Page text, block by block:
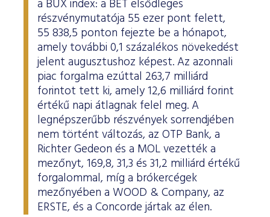
ESG Útmutató
a BUX index: a BÉT elsődleges
részvénymutatója 55 ezer pont felett,
55 838,5 ponton fejezte be a hónapot,
amely további 0,1 százalékos növekedést
jelent augusztushoz képest. Az azonnali
piac forgalma ezúttal 263,7 milliárd
forintot tett ki, amely 12,6 milliárd forint
értékű napi átlagnak felel meg. A
legnépszerűbb részvények sorrendjében
nem történt változás, az OTP Bank, a
Richter Gedeon és a MOL vezették a
mezőnyt, 169,8, 31,3 és 31,2 milliárd értékű
forgalommal, míg a brókercégek
mezőnyében a WOOD & Company, az
ERSTE, és a Concorde jártak az élen.